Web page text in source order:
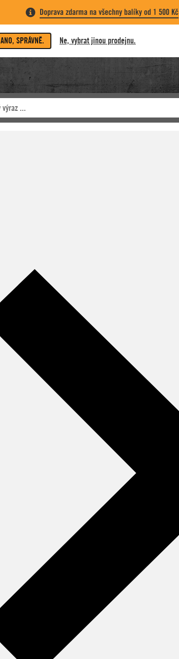
Doprava zdarma na všechny balíky od 1 500 Kč
ANO, SPRÁVNĚ. Ne, vybrat jinou prodejnu.